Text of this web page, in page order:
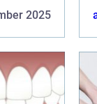
2025